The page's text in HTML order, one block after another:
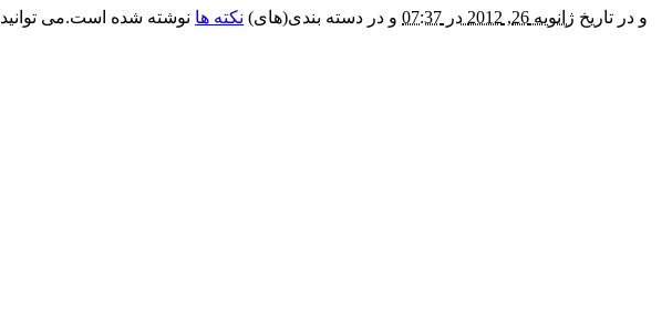
و در تاریخ ژانویه 26, 2012 در 07:37 و در دسته بندی(های) نکته ها نوشته شده است.می توانید